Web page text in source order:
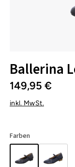
Ballerina
149,95 €
inkl. MwSt.
Farben